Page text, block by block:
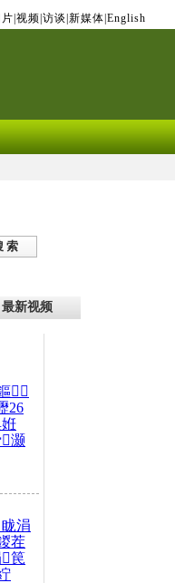
片 视频 访谈 新媒体 English
索
最新视频

26
灏
涓
茬
笢